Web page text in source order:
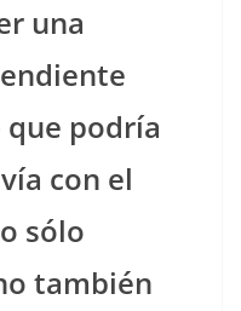
una
podría
con el
sólo
también